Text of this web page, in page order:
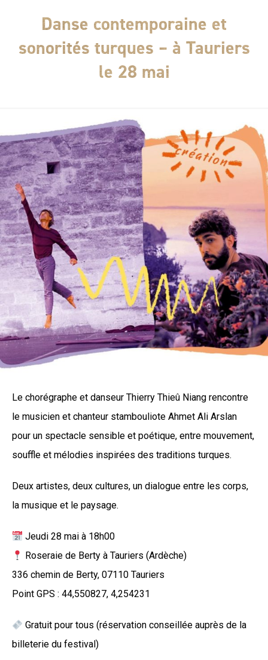
Danse contemporaine et
sonorités turques – à Tauriers
le 28 mai
Le chorégraphe et danseur Thierry Thieû Niang rencontre
le musicien et chanteur stambouliote Ahmet Ali Arslan
pour un spectacle sensible et poétique, entre mouvement,
souffle et mélodies inspirées des traditions turques.
Deux artistes, deux cultures, un dialogue entre les corps,
la musique et le paysage.
Jeudi 28 mai à 18h00
Roseraie de Berty à Tauriers (Ardèche)
336 chemin de Berty, 07110 Tauriers
Point GPS : 44,550827, 4,254231
Gratuit pour tous (réservation conseillée auprès de la
billeterie du festival)